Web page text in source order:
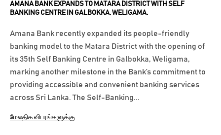
AMANA BANK EXPANDS TO MATARA DISTRICT WITH SELF
BANKING CENTRE IN GALBOKKA, WELIGAMA.
Amana Bank recently expanded its people-friendly
banking model to the Matara District with the opening of
its 35th Self Banking Centre in Galbokka, Weligama,
marking another milestone in the Bank’s commitment to
providing accessible and convenient banking services
across Sri Lanka. The Self-Banking...
மேலதிக விபரங்களுக்கு